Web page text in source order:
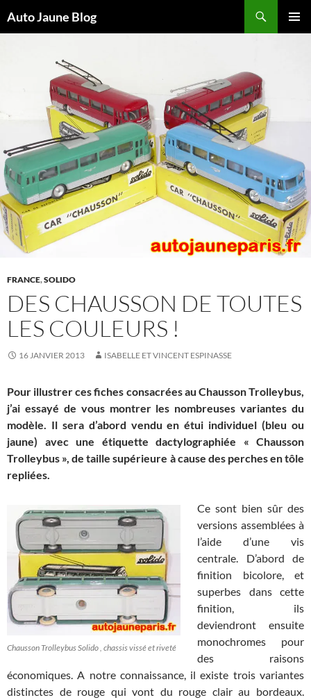
Auto Jaune Blog
FRANCE,SOLIDO
DES CHAUSSON DE TOUTES
LES COULEURS !
16 JANVIER 2013 ISABELLE ET VINCENT ESPINASSE
Pour illustrer ces fiches consacrées au Chausson Trolleybus,
j’ai essayé de vous montrer les nombreuses variantes du
modèle. Il sera d’abord vendu en étui individuel (bleu ou
jaune) avec une étiquette dactylographiée « Chausson
Trolleybus », de taille supérieure à cause des perches en tôle
repliées.
Chausson Trolleybus Solido , chassis vissé et riveté
Ce sont bien sûr des
versions assemblées à
l’aide d’une vis
centrale. D’abord de
finition bicolore, et
superbes dans cette
finition, ils
deviendront ensuite
monochromes pour
des raisons
économiques. A notre connaissance, il existe trois variantes
distinctes de rouge qui vont du rouge clair au bordeaux.